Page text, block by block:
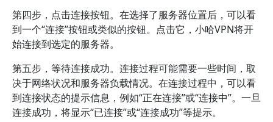
第四步，点击连接按钮。在选择了服务器位置后，可以看
到一个“连接”按钮或类似的按钮。点击它，小哈VPN将开
始连接到选定的服务器。
第五步，等待连接成功。连接过程可能需要一些时间，取
决于网络状况和服务器负载情况。在连接过程中，可以看
到连接状态的提示信息，例如“正在连接”或“连接中”。一旦
连接成功，将显示“已连接”或“连接成功”等提示。